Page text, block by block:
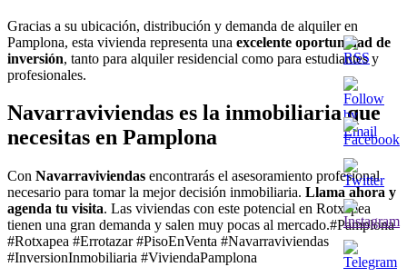
Gracias a su ubicación, distribución y demanda de alquiler en
Pamplona, esta vivienda representa una excelente oportunidad de
inversión, tanto para alquiler residencial como para estudiantes y
profesionales.
Navarraviviendas es la inmobiliaria que
necesitas en Pamplona
Con Navarraviviendas encontrarás el asesoramiento profesional
necesario para tomar la mejor decisión inmobiliaria. Llama ahora y
agenda tu visita. Las viviendas con este potencial en Rotxapea
tienen una gran demanda y salen muy pocas al mercado.#Pamplona
#Rotxapea #Errotazar #PisoEnVenta #Navarraviviendas
#InversionInmobiliaria #ViviendaPamplona